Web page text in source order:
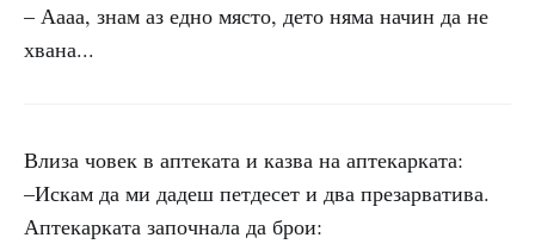
– Аааа, знам аз едно място, дето няма начин да не
хвана...
Влиза човек в аптеката и казва на аптекарката:
–Искам да ми дадеш петдесет и два презарватива.
Аптекарката започнала да брои: